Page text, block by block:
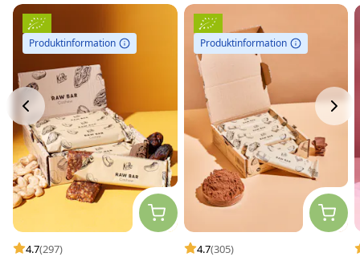
Produktinformation
4.7(297)
Produktinformation
4.7(305)